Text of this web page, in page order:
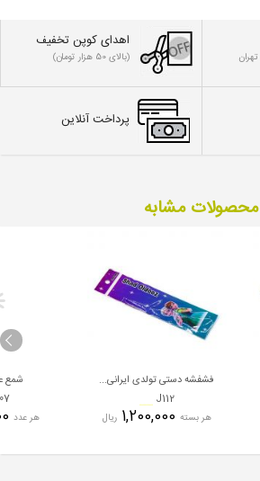
اهدای کوپن تخفیف
(بالای 50 هزار تومان)
پرداخت آنلاین
محصولات مشابه
فشفشه دستی تولدی ایرانی...
J112
هر بسته ریال
شمع
هر عدد